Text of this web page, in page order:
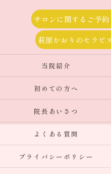
サロンに関するご予
萩原かおりのセラピ
当院紹介
初めての方へ
院長あいさつ
よくある質問
プライバシーポリシー